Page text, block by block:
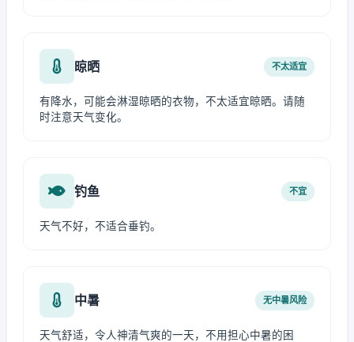
晾晒 不太适宜
有降水，可能会淋湿晾晒的衣物，不太适宜晾晒。请随
时注意天气变化。
钓鱼 不宜
天气不好，不适合垂钓。
中暑 无中暑风险
天气舒适，令人神清气爽的一天，不用担心中暑的困